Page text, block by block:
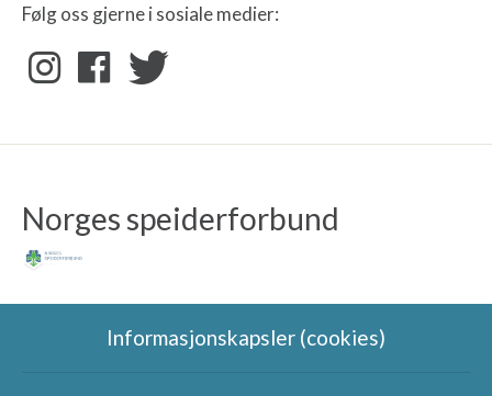
Følg oss gjerne i sosiale medier:
Norges speiderforbund
Informasjonskapsler (cookies)